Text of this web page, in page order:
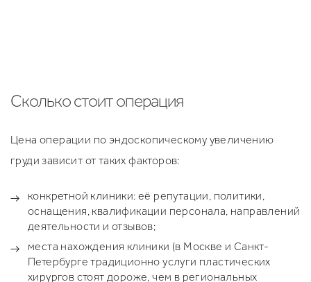
Сколько стоит операция
Цена операции по эндоскопическому увеличению
груди зависит от таких факторов:
конкретной клиники: её репутации, политики,
оснащения, квалификации персонала, направлений
деятельности и отзывов;
места нахождения клиники (в Москве и Санкт-
Петербурге традиционно услуги пластических
хирургов стоят дороже, чем в региональных